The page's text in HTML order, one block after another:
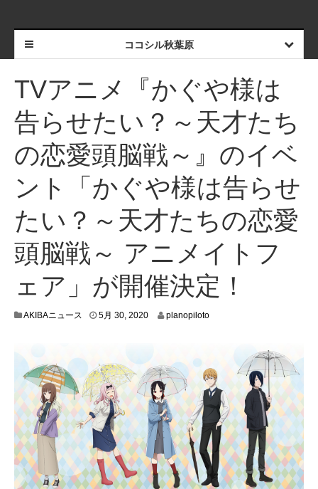
ココシル秋葉原
TVアニメ『かぐや様は
告らせたい？～天才たち
の恋愛頭脳戦～』のイベ
ント「かぐや様は告らせ
たい？～天才たちの恋愛
頭脳戦～ アニメイトフ
ェア」が開催決定！
AKIBAニュース 5月 30, 20205
,
2
0
2
0
planopiloto